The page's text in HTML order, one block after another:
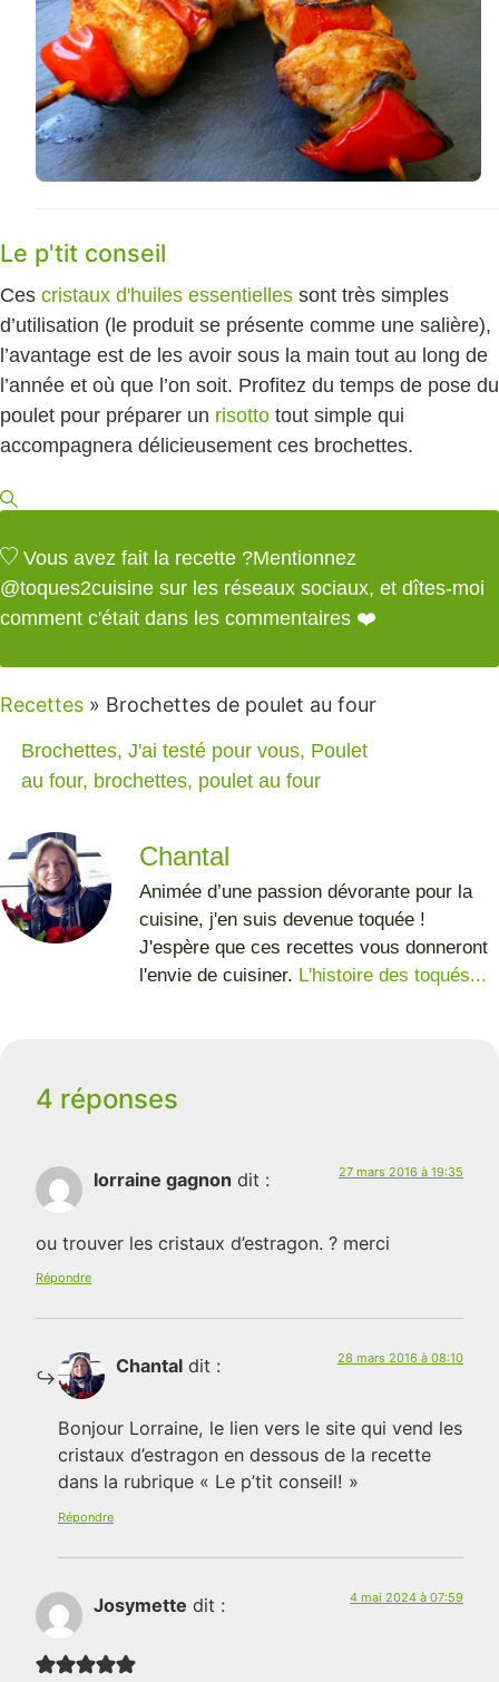
Le p'tit conseil
Ces cristaux d'huiles essentielles sont très simples
d’utilisation (le produit se présente comme une salière),
l’avantage est de les avoir sous la main tout au long de
l’année et où que l’on soit. Profitez du temps de pose du
poulet pour préparer un risotto tout simple qui
accompagnera délicieusement ces brochettes.
Vous avez fait la recette ?Mentionnez
@toques2cuisine sur les réseaux sociaux, et dîtes-moi
comment c'était dans les commentaires ❤️
Recettes » Brochettes de poulet au four
Brochettes, J'ai testé pour vous, Poulet
au four, brochettes, poulet au four
Chantal
Animée d’une passion dévorante pour la
cuisine, j'en suis devenue toquée !
J'espère que ces recettes vous donneront
l'envie de cuisiner. L'histoire des toqués...
4 réponses
lorraine gagnon dit : 27 mars 2016 à 19:35
ou trouver les cristaux d’estragon. ? merci
Répondre
Chantal dit : 28 mars 2016 à 08:10
Bonjour Lorraine, le lien vers le site qui vend les
cristaux d’estragon en dessous de la recette
dans la rubrique « Le p’tit conseil! »
Répondre
Josymette dit : 4 mai 2024 à 07:59